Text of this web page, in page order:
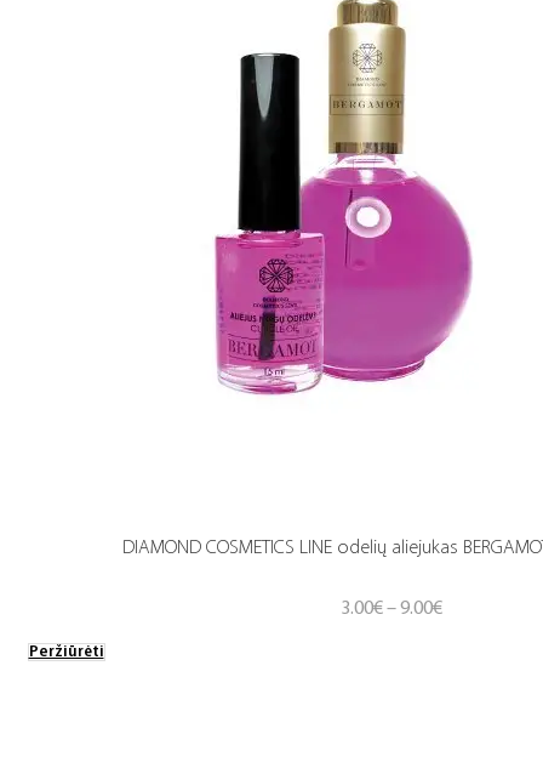
DIAMOND COSMETICS LINE odelių aliejukas
3.00€ – 9.00€Price
Peržiūrėti